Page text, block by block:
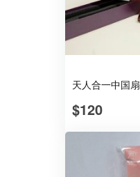
天人合一中国扇
$120